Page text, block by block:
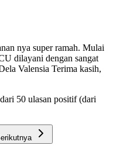
nya super ramah. Mulai
dilayani dengan sangat
Valensia Terima kasih,
dari 50 ulasan positif(dari